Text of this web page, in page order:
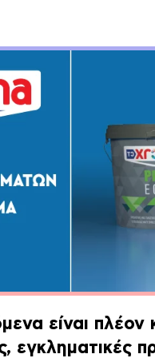
είναι πλέον
εγκληματικές